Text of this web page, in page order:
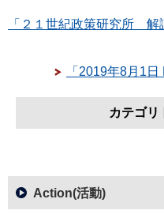
「２１世紀政策研究所 解
「2019年8月1
カテゴリ
Action(活動)